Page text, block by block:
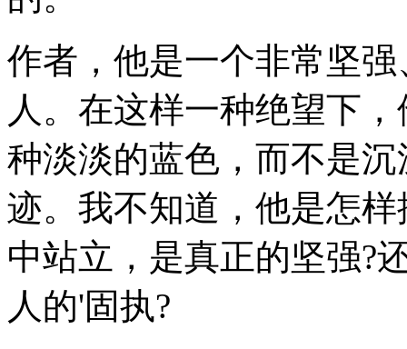
作者，他是一个非常坚
人。在这样一种绝望下
种淡淡的蓝色，而不是
迹。我不知道，他是怎
中站立，是真正的坚强?
人的'固执?